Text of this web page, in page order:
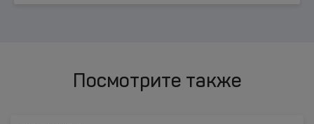
Посмотрите также